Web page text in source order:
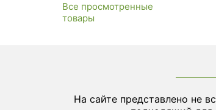
Все просмотренные
товары
На сайте представлено не